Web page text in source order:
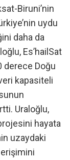
Biruni’nin
uydu
daha da
Es’hailSat
derece Doğu
kapasiteli
Uraloğlu,
hayata
uzaydaki
erişimini